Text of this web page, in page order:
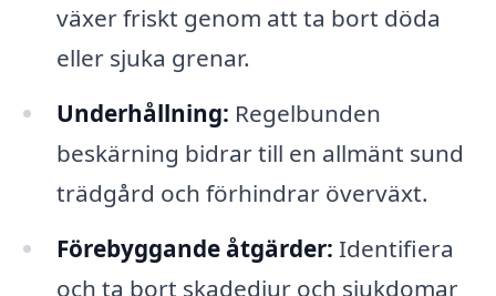
växer friskt genom att ta bort döda
eller sjuka grenar.
Underhållning: Regelbunden
beskärning bidrar till en allmänt sund
trädgård och förhindrar överväxt.
Förebyggande åtgärder: Identifiera
och ta bort skadedjur och sjukdomar